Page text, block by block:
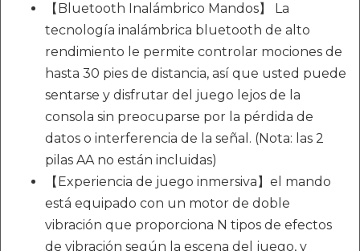
【Bluetooth Inalámbrico Mandos】 La
tecnología inalámbrica bluetooth de alto
rendimiento le permite controlar mociones de
hasta 30 pies de distancia, así que usted puede
sentarse y disfrutar del juego lejos de la
consola sin preocuparse por la pérdida de
datos o interferencia de la señal. (Nota: las 2
pilas AA no están incluidas)
【Experiencia de juego inmersiva】el mando
está equipado con un motor de doble
vibración que proporciona N tipos de efectos
de vibración según la escena del juego, y